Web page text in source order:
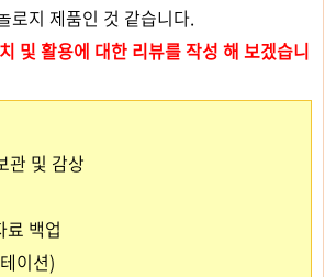
로지 제품인 것 같습니다.
및 활용에 대한 리뷰를 작성 해 보겠습니
관 및 감상
료 백업
이션)